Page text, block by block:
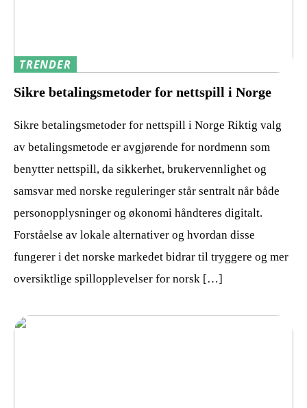
TRENDER
Sikre betalingsmetoder for nettspill i Norge
Sikre betalingsmetoder for nettspill i Norge Riktig valg
av betalingsmetode er avgjørende for nordmenn som
benytter nettspill, da sikkerhet, brukervennlighet og
samsvar med norske reguleringer står sentralt når både
personopplysninger og økonomi håndteres digitalt.
Forståelse av lokale alternativer og hvordan disse
fungerer i det norske markedet bidrar til tryggere og mer
oversiktlige spillopplevelser for norsk […]